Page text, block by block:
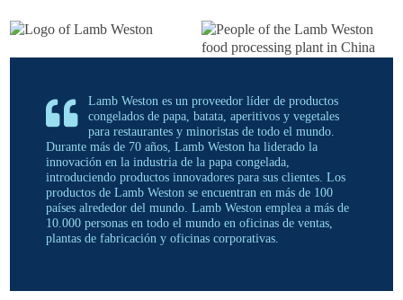
Lamb Weston es un proveedor líder de productos
congelados de papa, batata, aperitivos y vegetales
para restaurantes y minoristas de todo el mundo.
Durante más de 70 años, Lamb Weston ha liderado la
innovación en la industria de la papa congelada,
introduciendo productos innovadores para sus clientes. Los
productos de Lamb Weston se encuentran en más de 100
países alrededor del mundo. Lamb Weston emplea a más de
10.000 personas en todo el mundo en oficinas de ventas,
plantas de fabricación y oficinas corporativas.